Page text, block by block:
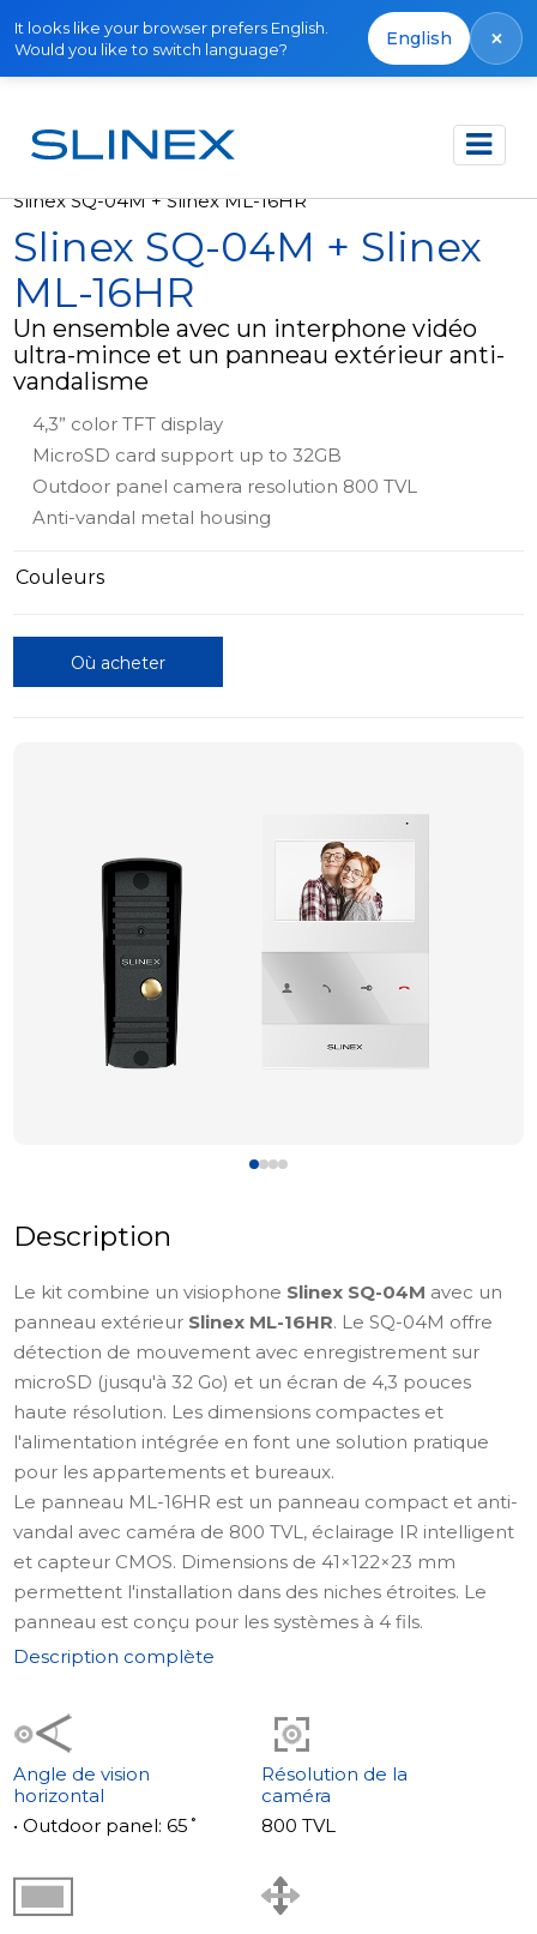
It looks like your browser prefers English.
Would you like to switch language?
English ×
Accueil Produits Kits
Slinex SQ-04M + Slinex ML-16HR
Slinex SQ-04M + Slinex
ML-16HR
Un ensemble avec un interphone vidéo
ultra-mince et un panneau extérieur anti-
vandalisme
4,3” color TFT display
MicroSD card support up to 32GB
Outdoor panel camera resolution 800 TVL
Anti-vandal metal housing
Couleurs
Où acheter
Description
Le kit combine un visiophone Slinex SQ-04M avec un
panneau extérieur Slinex ML-16HR. Le SQ-04M offre
détection de mouvement avec enregistrement sur
microSD (jusqu'à 32 Go) et un écran de 4,3 pouces
haute résolution. Les dimensions compactes et
l'alimentation intégrée en font une solution pratique
pour les appartements et bureaux.
Le panneau ML-16HR est un panneau compact et anti-
vandal avec caméra de 800 TVL, éclairage IR intelligent
et capteur CMOS. Dimensions de 41×122×23 mm
permettent l'installation dans des niches étroites. Le
panneau est conçu pour les systèmes à 4 fils.
Description complète
Angle de vision
horizontal
• Outdoor panel: 65˚
Résolution de la
caméra
800 TVL